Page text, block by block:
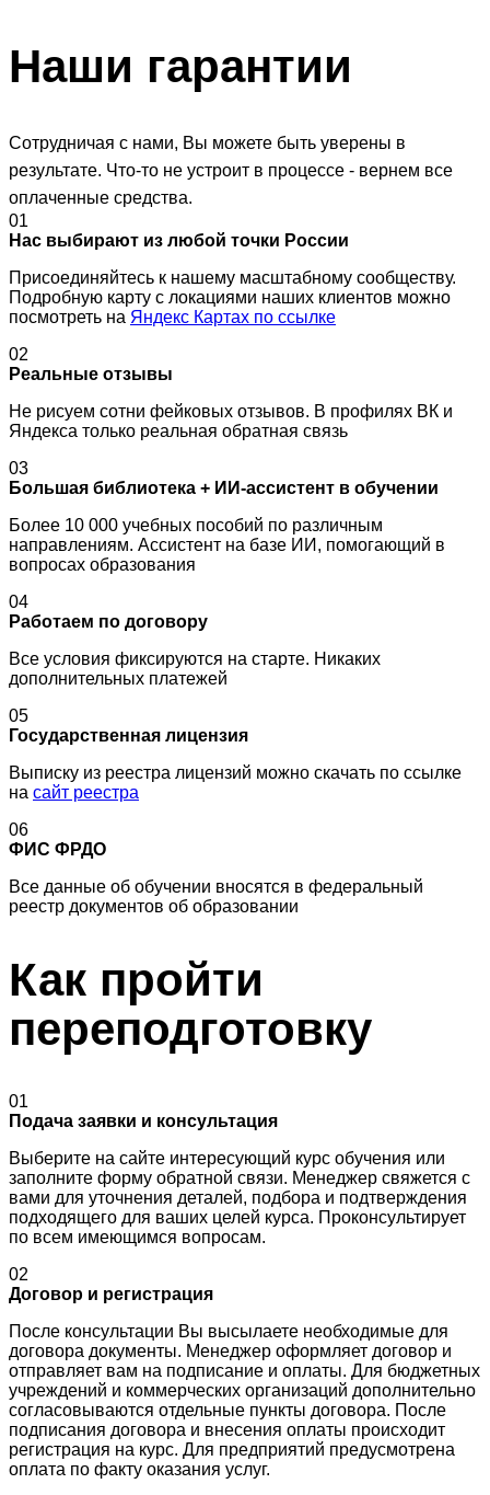
Наши гарантии
Сотрудничая с нами, Вы можете быть уверены в
результате. Что-то не устроит в процессе - вернем все
оплаченные средства.
01
Нас выбирают из любой точки России
Присоединяйтесь к нашему масштабному сообществу.
Подробную карту с локациями наших клиентов можно
посмотреть на Яндекс Картах по ссылке
02
Реальные отзывы
Не рисуем сотни фейковых отзывов. В профилях ВК и
Яндекса только реальная обратная связь
03
Большая библиотека + ИИ-ассистент в обучении
Более 10 000 учебных пособий по различным
направлениям. Ассистент на базе ИИ, помогающий в
вопросах образования
04
Работаем по договору
Все условия фиксируются на старте. Никаких
дополнительных платежей
05
Государственная лицензия
Выписку из реестра лицензий можно скачать по ссылке
на сайт реестра
06
ФИС ФРДО
Все данные об обучении вносятся в федеральный
реестр документов об образовании
Как пройти
переподготовку
01
Подача заявки и консультация
Выберите на сайте интересующий курс обучения или
заполните форму обратной связи. Менеджер свяжется с
вами для уточнения деталей, подбора и подтверждения
подходящего для ваших целей курса. Проконсультирует
по всем имеющимся вопросам.
02
Договор и регистрация
После консультации Вы высылаете необходимые для
договора документы. Менеджер оформляет договор и
отправляет вам на подписание и оплаты. Для бюджетных
учреждений и коммерческих организаций дополнительно
согласовываются отдельные пункты договора. После
подписания договора и внесения оплаты происходит
регистрация на курс. Для предприятий предусмотрена
оплата по факту оказания услуг.